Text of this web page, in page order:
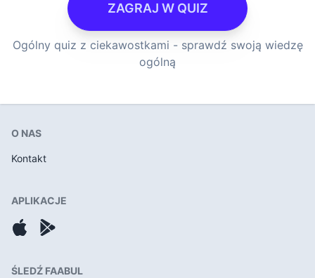
ZAGRAJ W QUIZ
Ogólny quiz z ciekawostkami - sprawdź swoją wiedzę
ogólną
O NAS
Kontakt
APLIKACJE
ŚLEDŹ FAABUL